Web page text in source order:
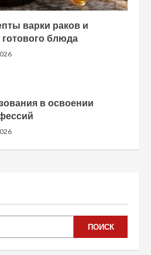
варки раков и
блюда
в освоении
ПОИСК